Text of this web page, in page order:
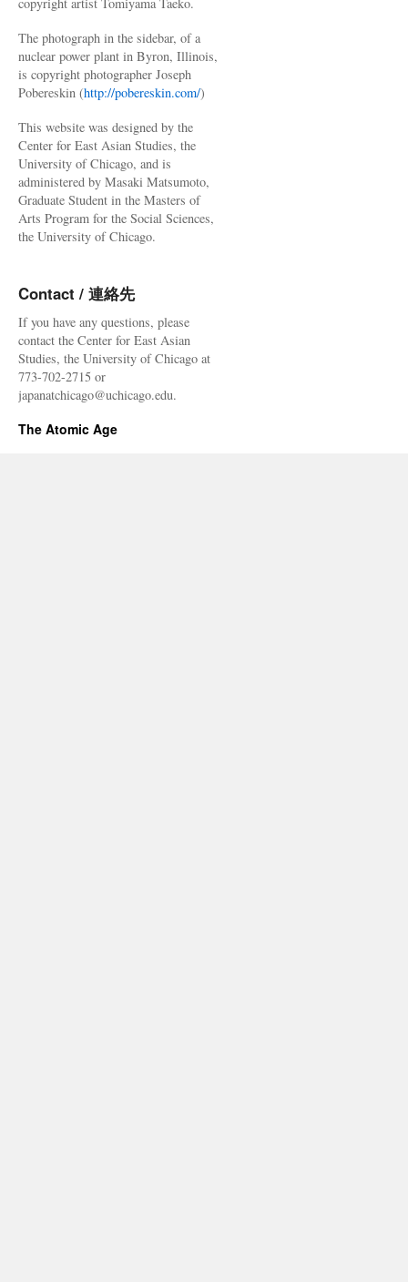
The photograph in the sidebar, of a
nuclear power plant in Byron, Illinois,
is copyright photographer Joseph
Pobereskin (http://pobereskin.com/)
This website was designed by the
Center for East Asian Studies, the
University of Chicago, and is
administered by Masaki Matsumoto,
Graduate Student in the Masters of
Arts Program for the Social Sciences,
the University of Chicago.
Contact / 連絡先
If you have any questions, please
contact the Center for East Asian
Studies, the University of Chicago at
773-702-2715 or
japanatchicago@uchicago.edu.
The Atomic Age